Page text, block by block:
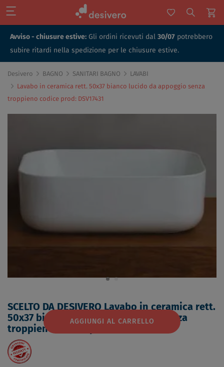
Avviso - chiusure estive: Gli ordini ricevuti dal 30/07 potrebbero
subire ritardi nella spedizione per le chiusure estive.
Desivero BAGNO SANITARI BAGNO
LAVABI
Lavabo in ceramica rett. 50x37 bianco lucido da appoggio senza
troppieno codice prod: DSV17431
AGGIUNGI AL CARRELLO
SCELTO DA DESIVERO Lavabo in ceramica rett.
50x37 bianco lucido da appoggio senza
troppieno codice prod: DSV17431